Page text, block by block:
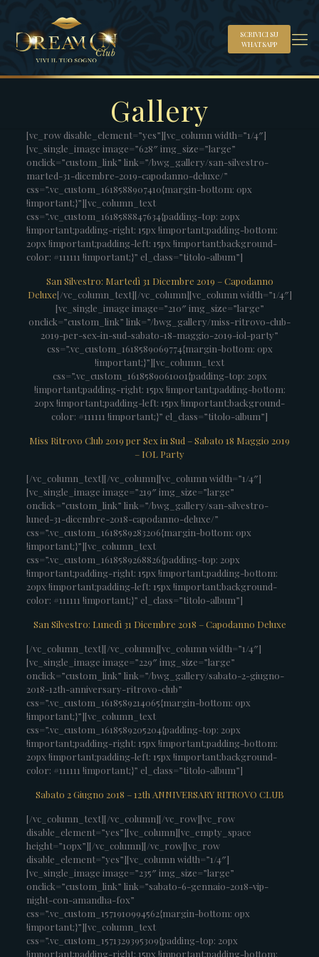
SCRIVICI SU
WHATSAPP
Gallery
[vc_row disable_element=”yes”][vc_column width=”1/4″]
[vc_single_image image=”628″ img_size=”large”
onclick=”custom_link” link=”/bwg_gallery/san-silvestro-
marted-31-dicembre-2019-capodanno-deluxe/”
css=”.vc_custom_1618588907410{margin-bottom: 0px
!important;}”][vc_column_text
css=”.vc_custom_1618588847634{padding-top: 20px
!important;padding-right: 15px !important;padding-bottom:
20px !important;padding-left: 15px !important;background-
color: #111111 !important;}” el_class=”titolo-album”]
San Silvestro: Martedì 31 Dicembre 2019 – Capodanno
Deluxe[/vc_column_text][/vc_column][vc_column width=”1/4″]
[vc_single_image image=”210″ img_size=”large”
onclick=”custom_link” link=”/bwg_gallery/miss-ritrovo-club-
2019-per-sex-in-sud-sabato-18-maggio-2019-iol-party”
css=”.vc_custom_1618589069774{margin-bottom: 0px
!important;}”][vc_column_text
css=”.vc_custom_1618589061001{padding-top: 20px
!important;padding-right: 15px !important;padding-bottom:
20px !important;padding-left: 15px !important;background-
color: #111111 !important;}” el_class=”titolo-album”]
Miss Ritrovo Club 2019 per Sex in Sud – Sabato 18 Maggio 2019
– IOL Party
[/vc_column_text][/vc_column][vc_column width=”1/4″]
[vc_single_image image=”219″ img_size=”large”
onclick=”custom_link” link=”/bwg_gallery/san-silvestro-
luned-31-dicembre-2018-capodanno-deluxe/”
css=”.vc_custom_1618589283206{margin-bottom: 0px
!important;}”][vc_column_text
css=”.vc_custom_1618589268826{padding-top: 20px
!important;padding-right: 15px !important;padding-bottom:
20px !important;padding-left: 15px !important;background-
color: #111111 !important;}” el_class=”titolo-album”]
San Silvestro: Lunedì 31 Dicembre 2018 – Capodanno Deluxe
[/vc_column_text][/vc_column][vc_column width=”1/4″]
[vc_single_image image=”229″ img_size=”large”
onclick=”custom_link” link=”/bwg_gallery/sabato-2-giugno-
2018-12th-anniversary-ritrovo-club”
css=”.vc_custom_1618589214065{margin-bottom: 0px
!important;}”][vc_column_text
css=”.vc_custom_1618589205204{padding-top: 20px
!important;padding-right: 15px !important;padding-bottom:
20px !important;padding-left: 15px !important;background-
color: #111111 !important;}” el_class=”titolo-album”]
Sabato 2 Giugno 2018 – 12th ANNIVERSARY RITROVO CLUB
[/vc_column_text][/vc_column][/vc_row][vc_row
disable_element=”yes”][vc_column][vc_empty_space
height=”10px”][/vc_column][/vc_row][vc_row
disable_element=”yes”][vc_column width=”1/4″]
[vc_single_image image=”235″ img_size=”large”
onclick=”custom_link” link=”sabato-6-gennaio-2018-vip-
night-con-amandha-fox”
css=”.vc_custom_1571910994562{margin-bottom: 0px
!important;}”][vc_column_text
css=”.vc_custom_1571329395309{padding-top: 20px
!important;padding-right: 15px !important;padding-bottom: